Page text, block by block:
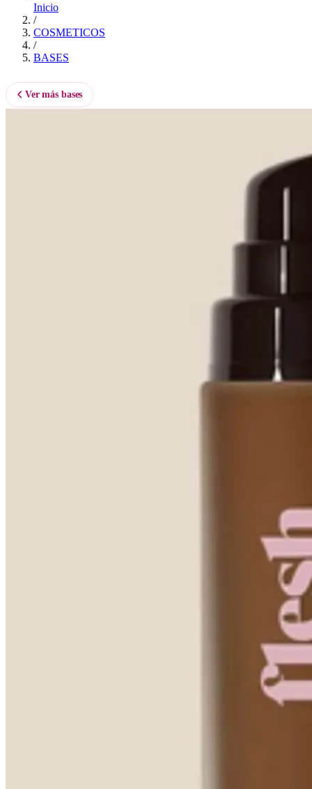
Inicio
/
COSMETICOS
/
BASES
Ver más bases